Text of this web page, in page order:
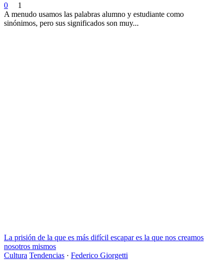
0
1
A menudo usamos las palabras alumno y estudiante como
sinónimos, pero sus significados son muy...
La prisión de la que es más difícil escapar es la que nos creamos
nosotros mismos
Cultura Tendencias · Federico Giorgetti